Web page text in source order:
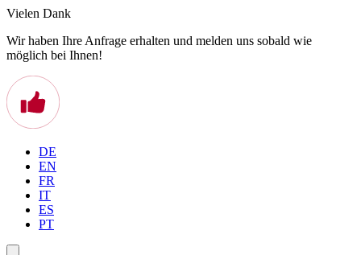
Vielen Dank
Wir haben Ihre Anfrage erhalten und melden uns sobald wie
möglich bei Ihnen!
DE
EN
FR
IT
ES
PT